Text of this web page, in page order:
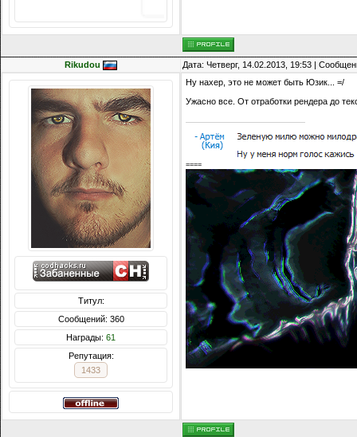
Rikudou Дата: Четверг, 14.02.2013, 19:53 |
Титул:
Сообщений: 360
Награды: 61
Репутация:
1433
Ну нахер, это не может быть Юзик... =/
Ужасно все. От отработки рендера до
====